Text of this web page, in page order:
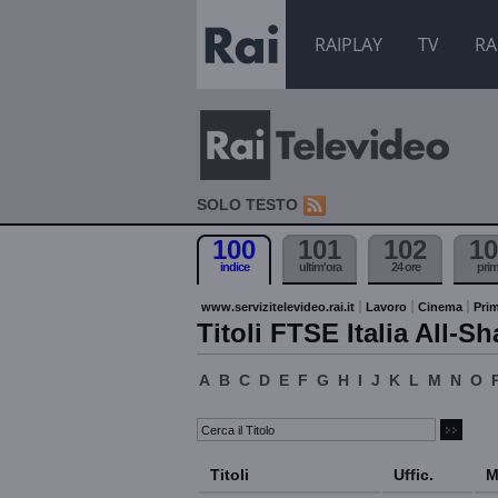
RAIPLAY TV
SOLO TESTO
100
indice
101
ultim'ora
102
24 ore
www.servizitelevideo.rai.it Lavoro Cinema
Titoli FTSE Italia All-
A B C D E F G H I J K L M N O
Titoli Uffic.